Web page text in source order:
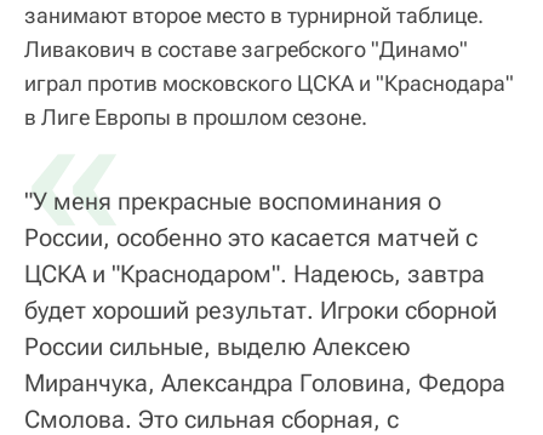
занимают второе место в турнирной таблице.
Ливакович в составе загребского "Динамо"
играл против московского ЦСКА и "Краснодара"
в Лиге Европы в прошлом сезоне.
«
"У меня прекрасные воспоминания о
России, особенно это касается матчей с
ЦСКА и "Краснодаром". Надеюсь, завтра
будет хороший результат. Игроки сборной
России сильные, выделю Алексею
Миранчука, Александра Головина, Федора
Смолова. Это сильная сборная, с